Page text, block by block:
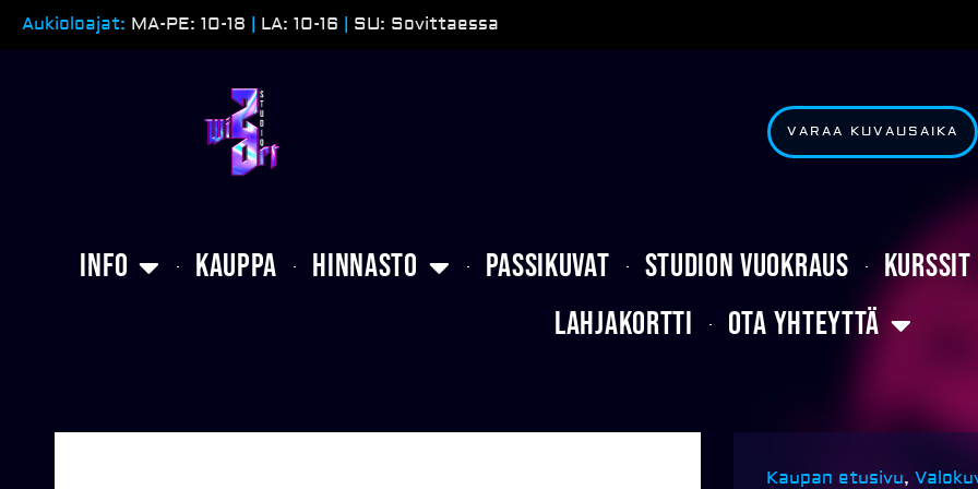
Siirry
Aukioloajat: MA-PE: 10-18 LA: 10-16 SU: Sovittaessa
VARAA KUVAUSAIKA
Info Kauppa Hinnasto Passikuvat Studion vuokraus Kurssit
Lahjakortti
Ota yhteyttä
Kaupan etusivu,